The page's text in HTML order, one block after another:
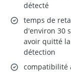
détecté
temps de
d'environ 30
avoir quitté
détection
compatibilité